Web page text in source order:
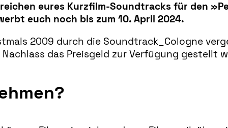
eures Kurzfilm-Soundtracks für den
euch noch bis zum 10. April 2024.
2009 durch die Soundtrack_Cologne
Nachlass das Preisgeld zur Verfügung gestellt